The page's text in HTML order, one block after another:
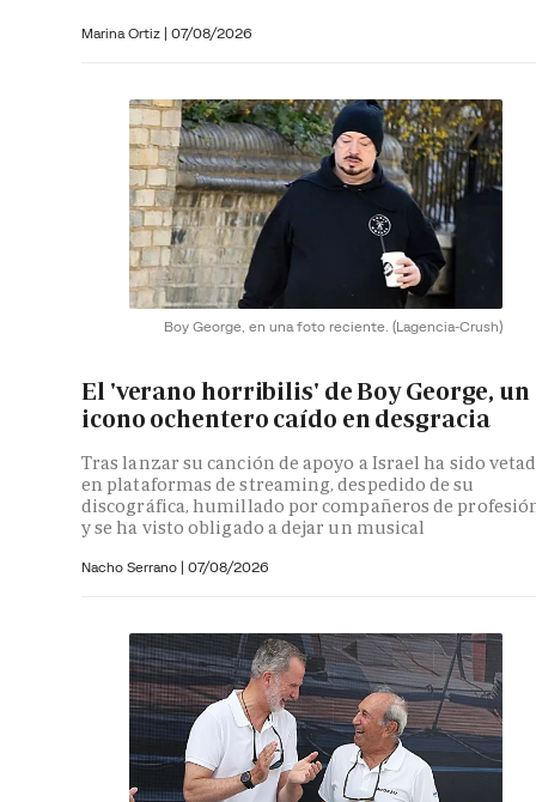
Marina Ortiz | 07/08/2026
Boy George, en una foto reciente. (Lagencia-Crush)
El 'verano horribilis' de Boy George, un
icono ochentero caído en desgracia
Tras lanzar su canción de apoyo a Israel ha sido
en plataformas de streaming, despedido de su
discográfica, humillado por compañeros de
y se ha visto obligado a dejar un musical
Nacho Serrano | 07/08/2026